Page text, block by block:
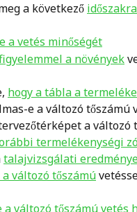
a következő
a vetés minőségét
a növények
hogy a tábla a
e a változó tőszámú
a változó
termelékenységi
talajvizsgálati
a változó tőszámú
a változó tőszámú vetés